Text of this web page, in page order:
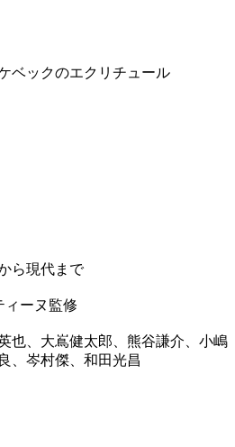
ベックのエクリチュール
ら現代まで
ィーヌ監修
也、大嶌健太郎、熊谷謙介、小嶋
、岑村傑、和田光昌